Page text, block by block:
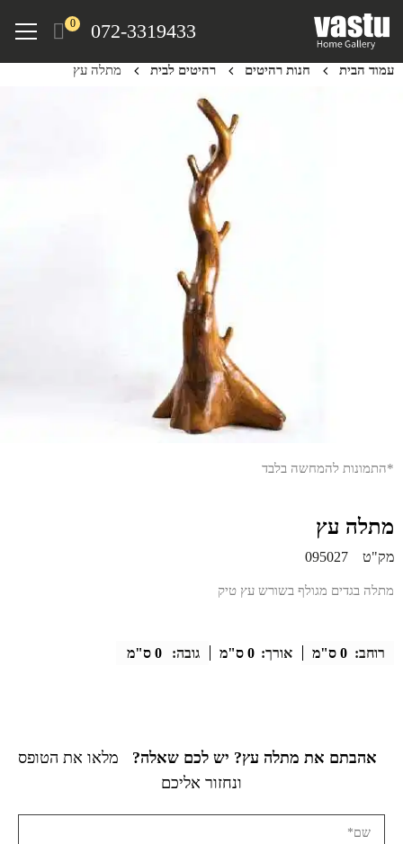
072-3319433
0
Menu
עמוד הבית חנות רהיטים רהיטים לבית מתלה עץ
*התמונות להמחשה בלבד
מתלה עץ
מק"ט 095027
מתלה בגדים מגולף בשורש עץ טיק
רוחב: 0 ס"מ אורך: 0 ס"מ גובה: 0 ס"מ
אהבתם את מתלה עץ? יש לכם שאלה?
מלאו את הטופס
ונחזור אליכם